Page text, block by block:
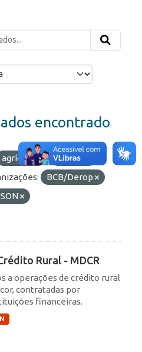
encontrado
agrícola
crédito
BCB/Derop
Rural - MDCR
a operações de crédito rural
contratadas por
financeiras.